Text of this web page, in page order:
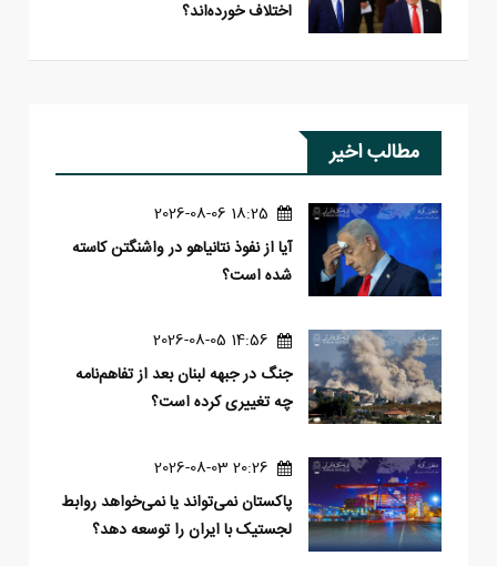
اختلاف خورده‌اند؟
مطالب اخیر
18:25 2026-08-06
آیا از نفوذ نتانیاهو در واشنگتن کاسته
شده است؟
14:56 2026-08-05
جنگ در جبهه لبنان بعد از تفاهم‌نامه
چه تغییری کرده است؟
20:26 2026-08-03
پاکستان نمی‌تواند یا نمی‌خواهد روابط
لجستیک با ایران را توسعه دهد؟